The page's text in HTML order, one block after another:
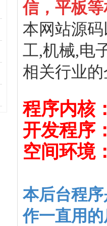
信，平板
本网站源
工,机械,电
相关行业
程序内核
开发程序
空间环境
本后台程
作一直用